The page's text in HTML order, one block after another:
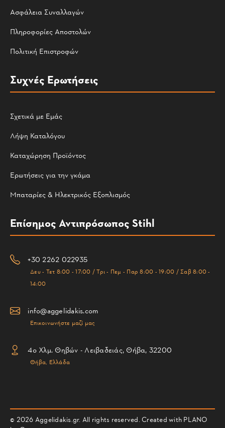
Ασφάλεια Συναλλαγών
Πληροφορίες Αποστολών
Πολιτική Επιστροφών
Συχνές Ερωτήσεις
Σχετικά με Εμάς
Λήψη Καταλόγου
Καταχώρηση Προϊόντος
Ερωτήσεις για την γκάμα
Μπαταρίες & Ηλεκτρικός Εξοπλισμός
Επίσημος Αντιπρόσωπος Stihl
+30 2262 022935
Δευ - Τετ 8:00 - 17:00 / Τρι - Πεμ - Παρ 8:00 - 19:00 / Σαβ 8:00 -
14:00
info@aggelidakis.com
Επικοινωνήστε μαζί μας
4ο Χλμ. Θηβών - Λειβαδειάς, Θήβα, 32200
Θήβα, Ελλάδα
© 2026 Aggelidakis.gr. All rights reserved. Created with PLANO